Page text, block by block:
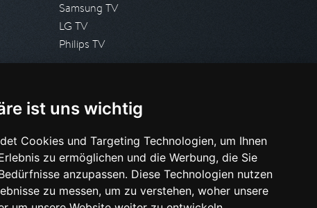
ist uns wichtig
Cookies und Targeting Technologien, um Ihnen
zu ermöglichen und die Werbung, die Sie
anzupassen. Diese Technologien nutzen
zu messen, um zu verstehen, woher unsere
Samsung TV
LG TV
Philips TV
Presseanfrage stellen
HILFE & SUPPORT
Häufig gestellte Fragen
Anfrage stellen